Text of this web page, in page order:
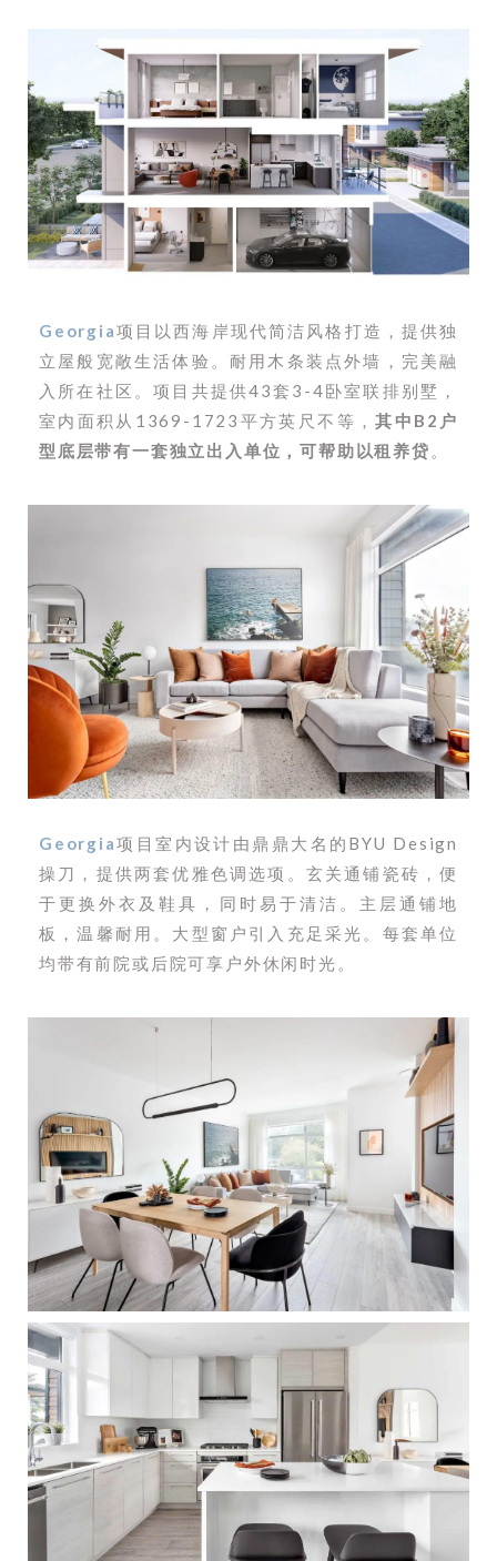
Georgia项目以西海岸现代简洁风格打造，提供独
立屋般宽敞生活体验。耐用木条装点外墙，完美融
入所在社区。项目共提供43套3-4卧室联排别墅，
室内面积从1369-1723平方英尺不等，其中B2户
型底层带有一套独立出入单位，可帮助以租养贷 。
Georgia项目室内设计由鼎鼎大名的BYU Design
操刀，提供两套优雅色调选项。玄关通铺瓷砖，便
于更换外衣及鞋具，同时易于清洁。主层通铺地
板，温馨耐用。大型窗户引入充足采光。每套单位
均带有前院或后院可享户外休闲时光。